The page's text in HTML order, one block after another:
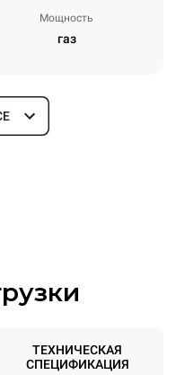
Мощность
газ
GN 1/1
ТЕХНИЧЕСКАЯ
СПЕЦИФИКАЦИЯ